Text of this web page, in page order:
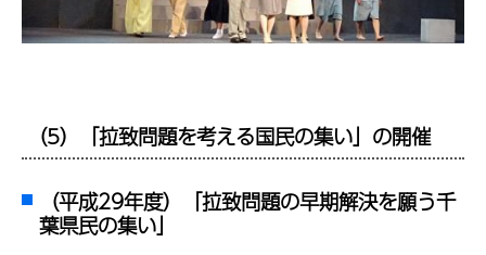
（5）「拉致問題を考える国民の集い」の開催
（平成29年度）「拉致問題の早期解決を願う千
葉県民の集い」